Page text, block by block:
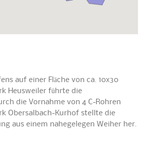
auf einer Fläche von ca. 10x30
Heusweiler führte die
die Vornahme von 4 C-Rohren
Obersalbach-Kurhof stellte die
aus einem nahegelegen Weiher her.